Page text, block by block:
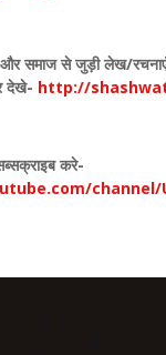
समाज से जुड़ी लेख/
देखे- http://
करे-
channel/